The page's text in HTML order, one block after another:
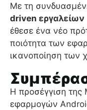
Με τη
driven εργαλείων
έθεσε ένα νέο
ποιότητα των
ικανοποίηση των
Η προσέγγιση της
εφαρμογών